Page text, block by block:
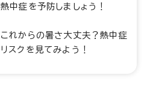
熱中症を予防しましょう！
これからの暑さ大丈夫？熱中症
リスクを見てみよう！